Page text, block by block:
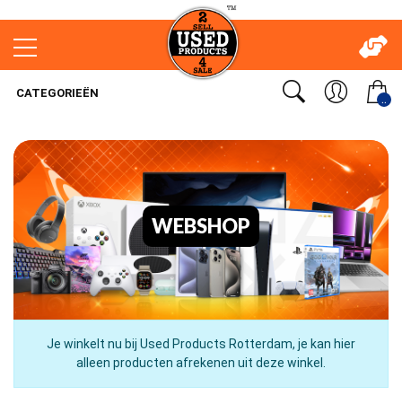
..
CATEGORIEËN
WEBSHOP
Je winkelt nu bij Used Products Rotterdam, je kan hier
alleen producten afrekenen uit deze winkel.